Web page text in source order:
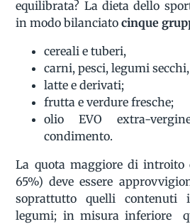
equilibrata? La dieta dello
in modo bilanciatocinque
cereali e tuberi,
carni, pesci, legumi
latte e derivati;
frutta e verdure fresche;
olio EVO extra-
condimento.
La quota maggiore di introito
65%) deve essere
soprattutto quelli contenuti
legumi; in misura inferiore